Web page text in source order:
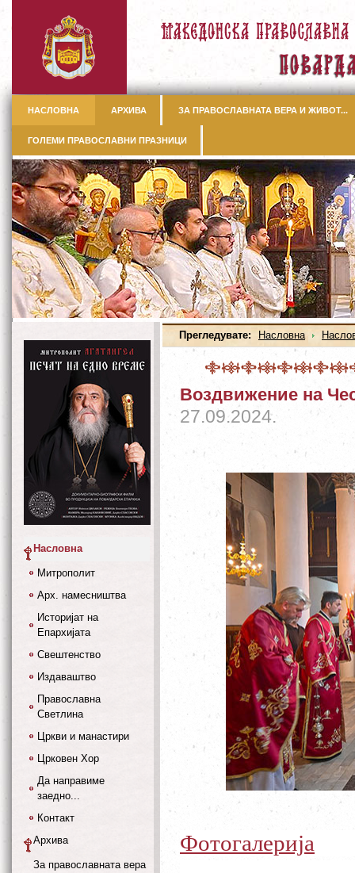
НАСЛОВНА АРХИВА ЗА ПРАВОСЛАВНАТА ВЕРА И ЖИВОТ...
ГОЛЕМИ ПРАВОСЛАВНИ ПРАЗНИЦИ
Прегледувате: Насловна
Воздвижение на
27.09.2024.
Фотогалерија
Насловна
Митрополит
Арх. намесништва
Историјат на
Епархијата
Свештенство
Издаваштво
Православна
Светлина
Цркви и манастири
Црковен Хор
Да направиме
заедно...
Контакт
Архива
За православната вера